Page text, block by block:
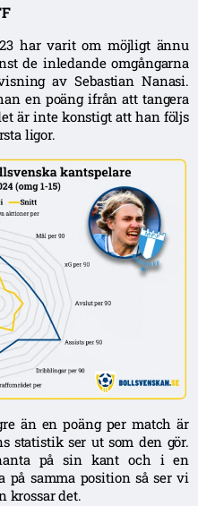
har varit om möjligt ännu
de inledande omgångarna
av Sebastian Nanasi.
en poäng ifrån att tangera
är inte konstigt att han följs
ligor.
än en poäng per match är
statistik ser ut som den gör.
på sin kant och i en
på samma position så ser vi
krossar det.